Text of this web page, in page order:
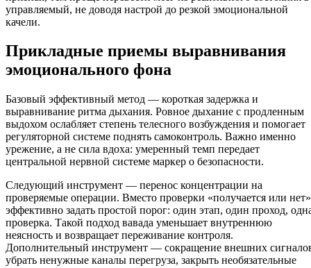
управляемый, не доводя настрой до резкой эмоциональной
качели.
Прикладные приемы выравнивания
эмоционального фона
Базовый эффективный метод — короткая задержка и
выравнивание ритма дыхания. Ровное дыхание с продленным
выдохом ослабляет степень телесного возбуждения и помогает
регуляторной системе поднять самоконтроль. Важно именно
урежение, а не сила вдоха: умеренный темп передает
центральной нервной системе маркер о безопасности.
Следующий инструмент — перенос концентрации на
проверяемые операции. Вместо проверки «получается или нет»
эффективно задать простой порог: один этап, один проход,
проверка. Такой подход вавада уменьшает внутреннюю
неясность и возвращает переживание контроля.
Дополнительный инструмент — сокращение внешних
убрать ненужные каналы перегруза, закрыть необязательные